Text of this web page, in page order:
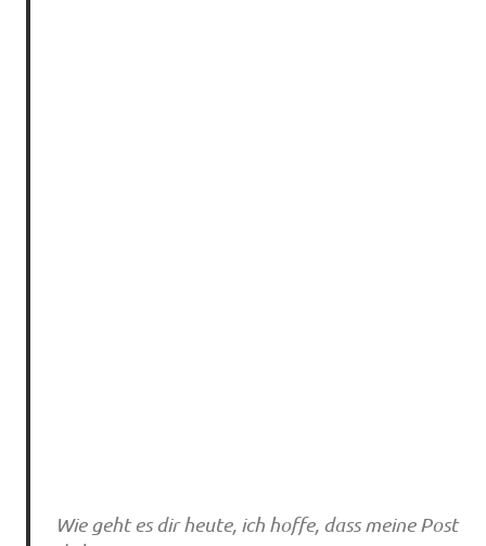
Wie geht es dir heute, ich hoffe, dass meine Post